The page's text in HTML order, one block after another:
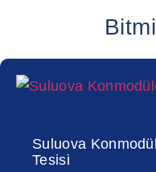
Suluova
Tesisi